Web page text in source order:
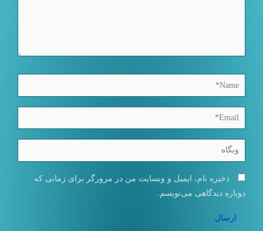
Name*
Email*
وبگاه
ذخیره نام، ایمیل و وبسایت من در مرورگر برای زمانی که
دوباره دیدگاهی می‌نویسم.